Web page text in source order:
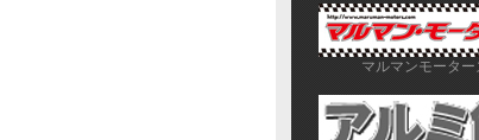
マルマンモーター